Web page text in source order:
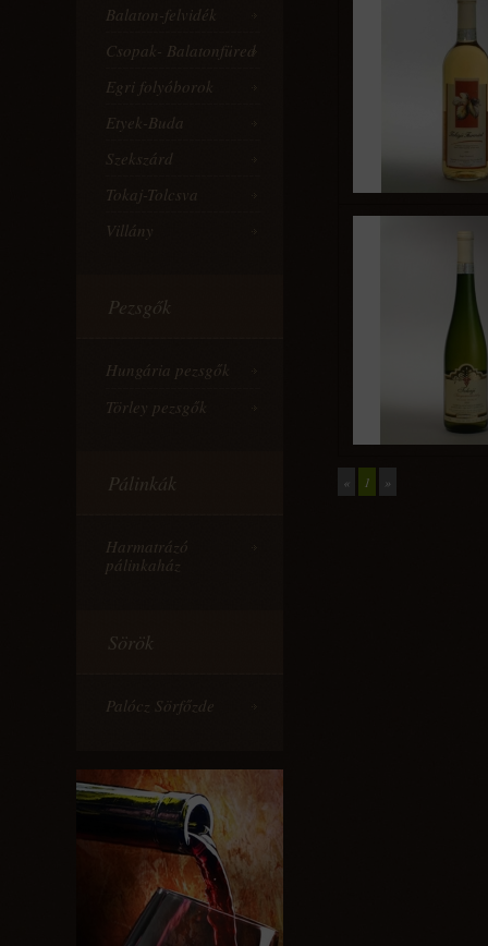
Balaton-felvidék
Csopak- Balatonfüred
Egri folyóborok
Etyek-Buda
Szekszárd
Tokaj-Tolcsva
Villány
Pezsgők
Hungária pezsgők
Törley pezsgők
Pálinkák
Harmatrázó
pálinkaház
Sörök
Palócz Sörfőzde
« 1 »